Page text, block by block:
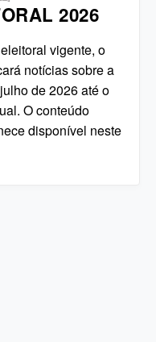
2026
vigente, o
notícias sobre a
de 2026 até o
O conteúdo
disponível neste